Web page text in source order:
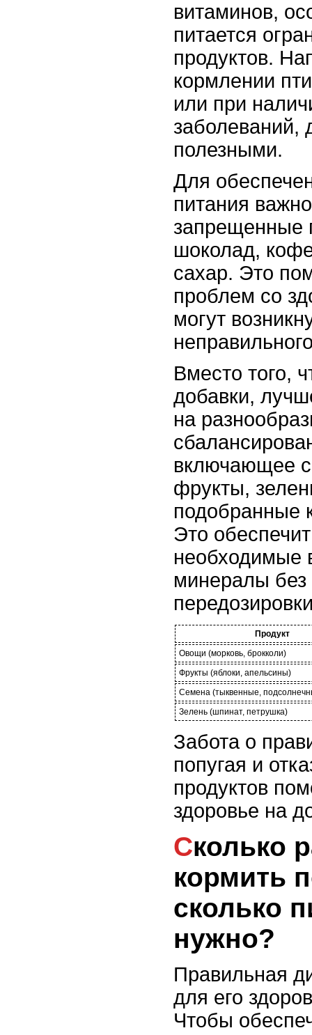
витаминов,
питается
продуктов.
кормлении
или при
заболеваний,
полезными.
Для
питания
запрещенные
шоколад,
сахар. Это
проблем со
могут
Вместо того,
добавки,
на
включающее
фрукты,
подобранные
Это
необходимые
минералы без
Продукт
Овощи (морковь, брокколи)
Фрукты (яблоки, апельсины)
Семена (тыквенные,
Зелень (шпинат, петрушка)
Забота о
попугая и
продуктов
здоровье на
Сколько раз в день
кормить
сколько
нужно?
Правильная
для его
Чтобы